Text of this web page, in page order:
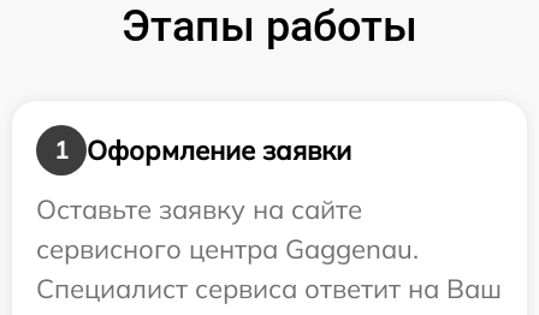
Этапы работы
1
Оформление заявки
Оставьте заявку на сайте
сервисного центра Gaggenau.
Специалист сервиса ответит на Ваш